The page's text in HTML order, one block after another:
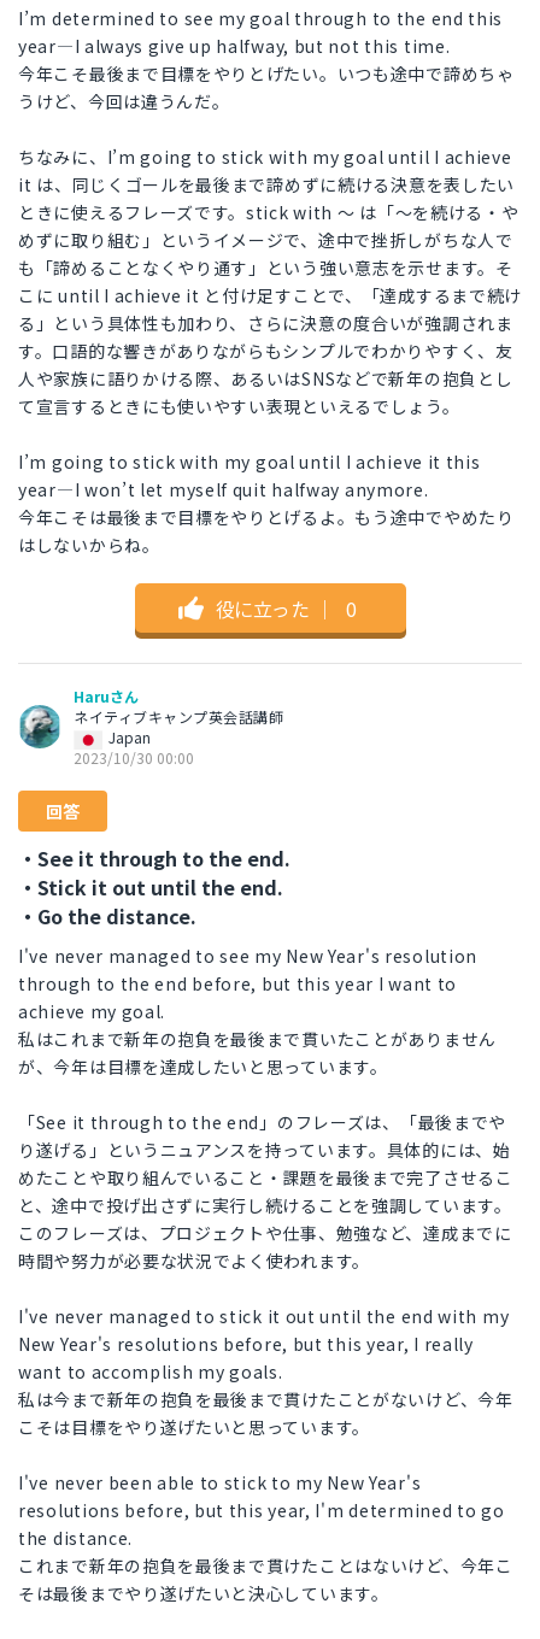
I’m determined to see my goal through to the end this
year—I always give up halfway, but not this time.
今年こそ最後まで目標をやりとげたい。いつも途中で諦めちゃ
うけど、今回は違うんだ。
ちなみに、I’m going to stick with my goal until I achieve
it は、同じくゴールを最後まで諦めずに続ける決意を表したい
ときに使えるフレーズです。stick with ～ は「～を続ける・や
めずに取り組む」というイメージで、途中で挫折しがちな人で
も「諦めることなくやり通す」という強い意志を示せます。そ
こに until I achieve it と付け足すことで、「達成するまで続け
る」という具体性も加わり、さらに決意の度合いが強調されま
す。口語的な響きがありながらもシンプルでわかりやすく、友
人や家族に語りかける際、あるいはSNSなどで新年の抱負とし
て宣言するときにも使いやすい表現といえるでしょう。
I’m going to stick with my goal until I achieve it this
year—I won’t let myself quit halfway anymore.
今年こそは最後まで目標をやりとげるよ。もう途中でやめたり
はしないからね。
役に立った ｜ 0
Haruさん
ネイティブキャンプ英会話講師
Japan
2023/10/30 00:00
回答
・See it through to the end.
・Stick it out until the end.
・Go the distance.
I've never managed to see my New Year's resolution
through to the end before, but this year I want to
achieve my goal.
私はこれまで新年の抱負を最後まで貫いたことがありません
が、今年は目標を達成したいと思っています。
「See it through to the end」のフレーズは、「最後までや
り遂げる」というニュアンスを持っています。具体的には、始
めたことや取り組んでいること・課題を最後まで完了させるこ
と、途中で投げ出さずに実行し続けることを強調しています。
このフレーズは、プロジェクトや仕事、勉強など、達成までに
時間や努力が必要な状況でよく使われます。
I've never managed to stick it out until the end with my
New Year's resolutions before, but this year, I really
want to accomplish my goals.
私は今まで新年の抱負を最後まで貫けたことがないけど、今年
こそは目標をやり遂げたいと思っています。
I've never been able to stick to my New Year's
resolutions before, but this year, I'm determined to go
the distance.
これまで新年の抱負を最後まで貫けたことはないけど、今年こ
そは最後までやり遂げたいと決心しています。